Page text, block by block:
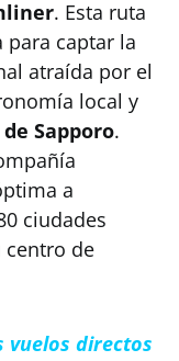
. Esta ruta
para captar la
atraída por el
local y
Sapporo.
a
ciudades
centro de
vuelos directos